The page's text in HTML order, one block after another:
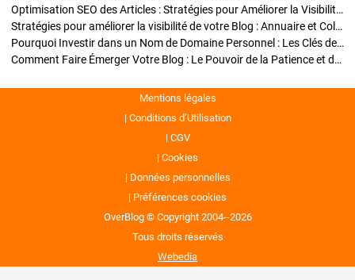
Optimisation SEO des Articles : Stratégies pour Améliorer la Visibilité de Votre Blog
Stratégies pour améliorer la visibilité de votre Blog : Annuaire et Collaborations
Pourquoi Investir dans un Nom de Domaine Personnel : Les Clés de la Réussite de Votre Blog
Comment Faire Émerger Votre Blog : Le Pouvoir de la Patience et de la Persévérance
Mentions légales
Conditions d’Utilisation
CGV
Cookies
Données personnelles
Préférences cookies
OverBlog © Copyright 2004--2026
Tous droits réservés
Webedia